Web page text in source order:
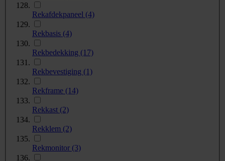
Rekafdekpaneel (4)
Rekbasis (4)
Rekbedekking (17)
Rekbevestiging (1)
Rekframe (14)
Rekkast (2)
Rekklem (2)
Rekmonitor (3)